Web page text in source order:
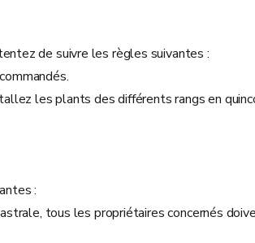
de suivre les règles suivantes :
les plants des différents rangs en
:
tous les propriétaires concernés